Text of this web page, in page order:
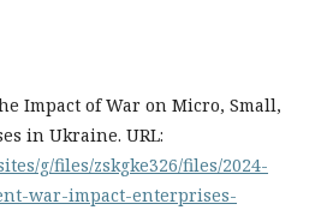
Impact of War on Micro, Small,
in Ukraine. URL:
g/files/zskgke326/files/2024-
war-impact-enterprises-